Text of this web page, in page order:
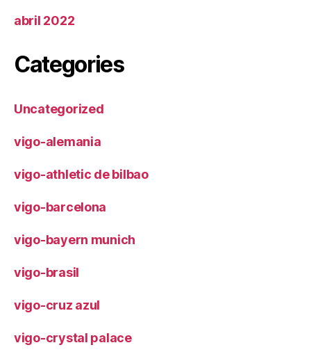
abril 2022
Categories
Uncategorized
vigo-alemania
vigo-athletic de bilbao
vigo-barcelona
vigo-bayern munich
vigo-brasil
vigo-cruz azul
vigo-crystal palace